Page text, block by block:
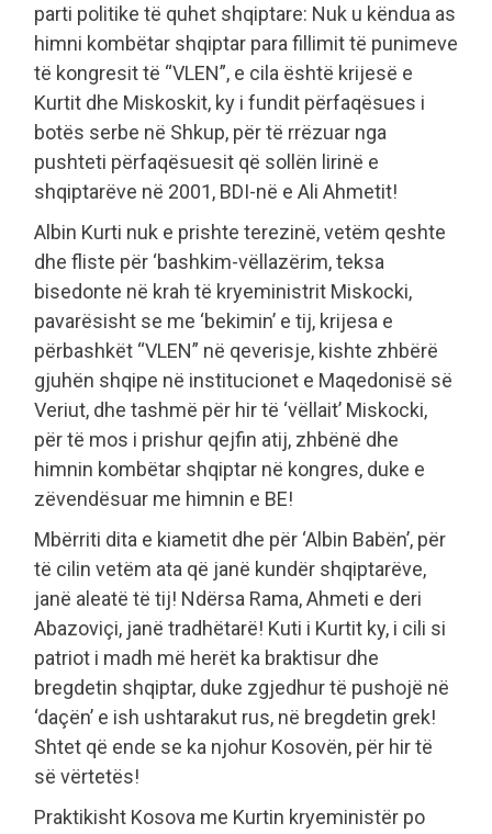
parti politike të quhet shqiptare: Nuk u këndua as
himni kombëtar shqiptar para fillimit të punimeve
të kongresit të “VLEN”, e cila është krijesë e
Kurtit dhe Miskoskit, ky i fundit përfaqësues i
botës serbe në Shkup, për të rrëzuar nga
pushteti përfaqësuesit që sollën lirinë e
shqiptarëve në 2001, BDI-në e Ali Ahmetit!
Albin Kurti nuk e prishte terezinë, vetëm qeshte
dhe fliste për ‘bashkim-vëllazërim, teksa
bisedonte në krah të kryeministrit Miskocki,
pavarësisht se me ‘bekimin’ e tij, krijesa e
përbashkët “VLEN” në qeverisje, kishte zhbërë
gjuhën shqipe në institucionet e Maqedonisë së
Veriut, dhe tashmë për hir të ‘vëllait’ Miskocki,
për të mos i prishur qejfin atij, zhbënë dhe
himnin kombëtar shqiptar në kongres, duke e
zëvendësuar me himnin e BE!
Mbërriti dita e kiametit dhe për ‘Albin Babën’, për
të cilin vetëm ata që janë kundër shqiptarëve,
janë aleatë të tij! Ndërsa Rama, Ahmeti e deri
Abazoviçi, janë tradhëtarë! Kuti i Kurtit ky, i cili si
patriot i madh më herët ka braktisur dhe
bregdetin shqiptar, duke zgjedhur të pushojë në
‘daçën’ e ish ushtarakut rus, në bregdetin grek!
Shtet që ende se ka njohur Kosovën, për hir të
së vërtetës!
Praktikisht Kosova me Kurtin kryeministër po